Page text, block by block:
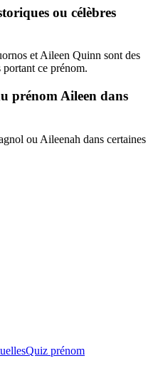
ou célèbres
et Aileen Quinn sont des
portant ce prénom.
prénom Aileen dans
ou Aileenah dans certaines
Quiz prénom